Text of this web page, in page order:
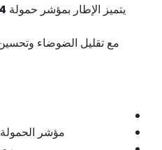
يتميز الإطار بمؤشر حمولة
مع تقليل الضوضاء وتحسين
مؤشر الحمولة: 114 (حتى 1180 كجم لكل